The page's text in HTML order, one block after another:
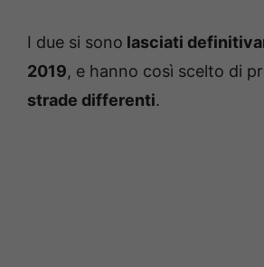
I due si sono lasciati
2019, e hanno così scelto di
strade differenti.